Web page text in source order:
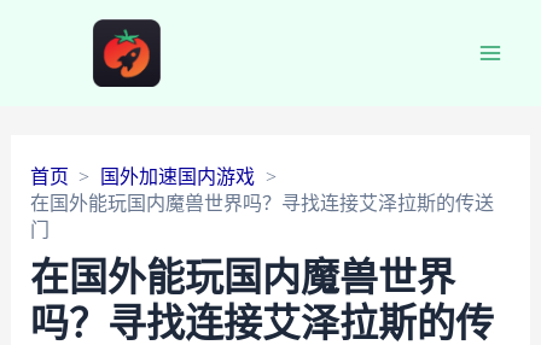
首页
国外加速国内游戏
在国外能玩国内魔兽世界吗？寻找连接艾泽拉斯的传送
门
在国外能玩国内魔兽世界
吗？寻找连接艾泽拉斯的传